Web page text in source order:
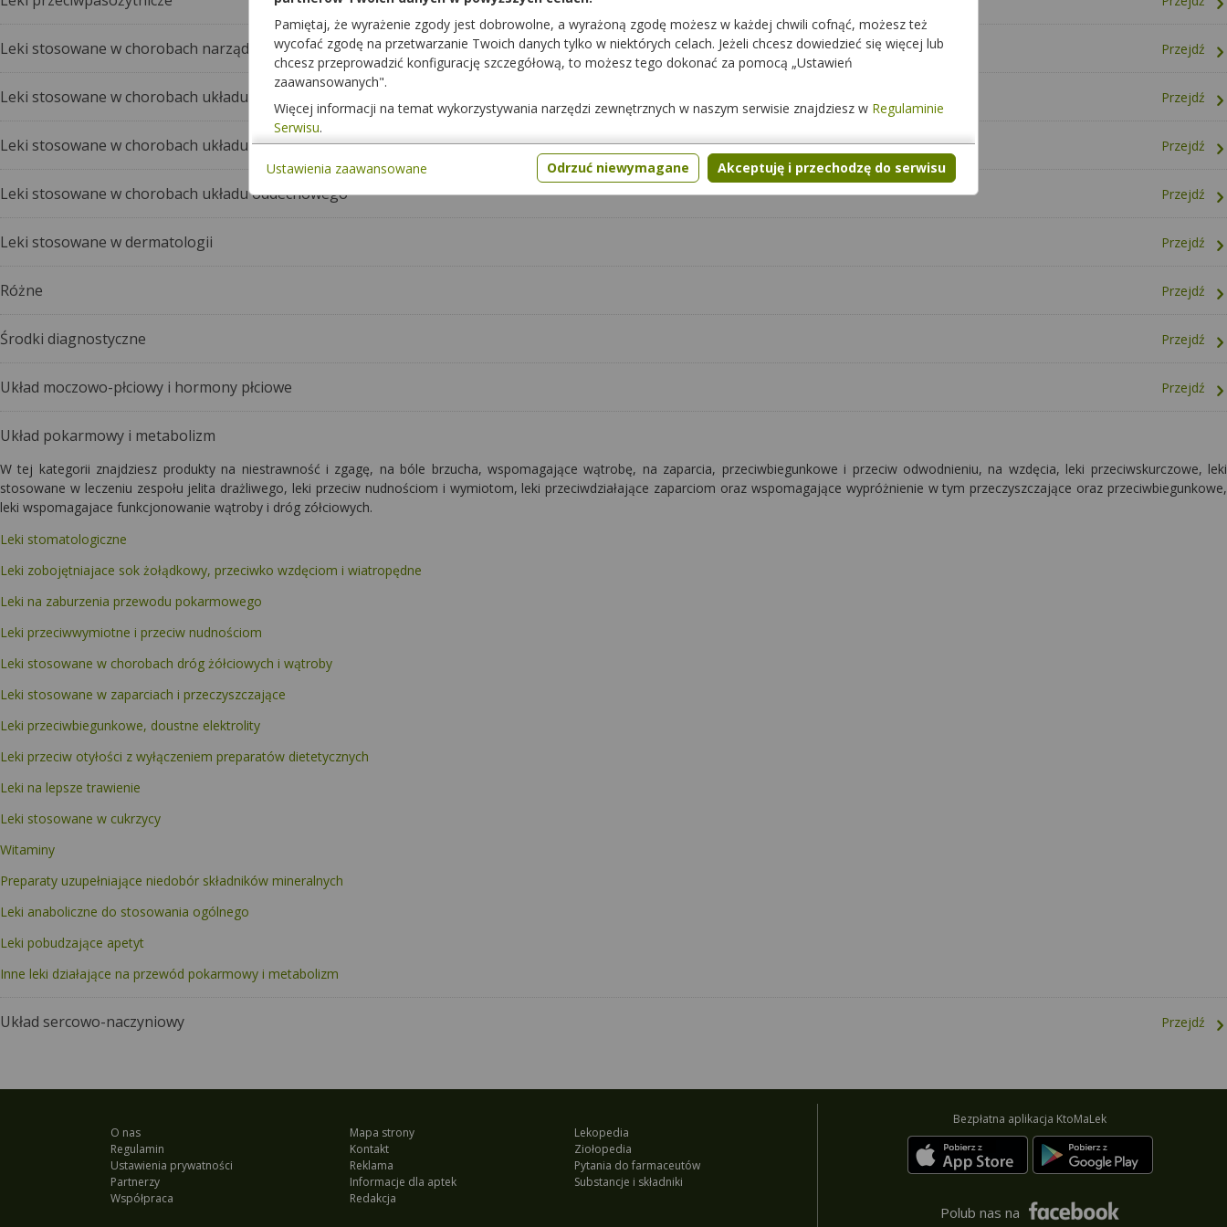
Przejdź
Leki stosowane w chorobach narządów zmysłów
Przejdź
Leki stosowane w chorobach układu mięśniowo-szkieletowego
Przejdź
Leki stosowane w chorobach układu nerwowego
Przejdź
Leki stosowane w chorobach układu oddechowego
Przejdź
Leki stosowane w dermatologii
Przejdź
Różne
Przejdź
Środki diagnostyczne
Przejdź
Układ moczowo-płciowy i hormony płciowe
Układ pokarmowy i metabolizm
W tej kategorii znajdziesz produkty na niestrawność i zgagę, na bóle brzucha, wspomagające wątrobę, na zaparcia, przeciwbiegunkowe i przeciw odwodnieniu, na wzdęcia, leki przeciwskurczowe, leki
stosowane w leczeniu zespołu jelita drażliwego, leki przeciw nudnościom i wymiotom, leki przeciwdziałające zaparciom oraz wspomagające wypróżnienie w tym przeczyszczające oraz przeciwbiegunkowe,
leki wspomagajace funkcjonowanie wątroby i dróg zółciowych.
Leki stomatologiczne
Leki zobojętniajace sok żołądkowy, przeciwko wzdęciom i wiatropędne
Leki na zaburzenia przewodu pokarmowego
Leki przeciwwymiotne i przeciw nudnościom
Leki stosowane w chorobach dróg żółciowych i wątroby
Leki stosowane w zaparciach i przeczyszczające
Leki przeciwbiegunkowe, doustne elektrolity
Leki przeciw otyłości z wyłączeniem preparatów dietetycznych
Leki na lepsze trawienie
Leki stosowane w cukrzycy
Witaminy
Preparaty uzupełniające niedobór składników mineralnych
Leki anaboliczne do stosowania ogólnego
Leki pobudzające apetyt
Inne leki działające na przewód pokarmowy i metabolizm
Przejdź
Układ sercowo-naczyniowy
O nas
Regulamin
Ustawienia prywatności
Partnerzy
Współpraca
Mapa strony
Kontakt
Reklama
Informacje dla aptek
Redakcja
Lekopedia
Ziołopedia
Pytania do farmaceutów
Substancje i składniki
Bezpłatna aplikacja KtoMaLek
Polub nas na
Pamiętaj, że wyrażenie zgody jest dobrowolne, a wyrażoną zgodę możesz w każdej chwili cofnąć, możesz też
wycofać zgodę na przetwarzanie Twoich danych tylko w niektórych celach. Jeżeli chcesz dowiedzieć się więcej lub
chcesz przeprowadzić konfigurację szczegółową, to możesz tego dokonać za pomocą „Ustawień
zaawansowanych".
Więcej informacji na temat wykorzystywania narzędzi zewnętrznych w naszym serwisie znajdziesz w Regulaminie
Serwisu.
Odrzuć niewymagane Akceptuję i przechodzę do serwisu
Ustawienia zaawansowane